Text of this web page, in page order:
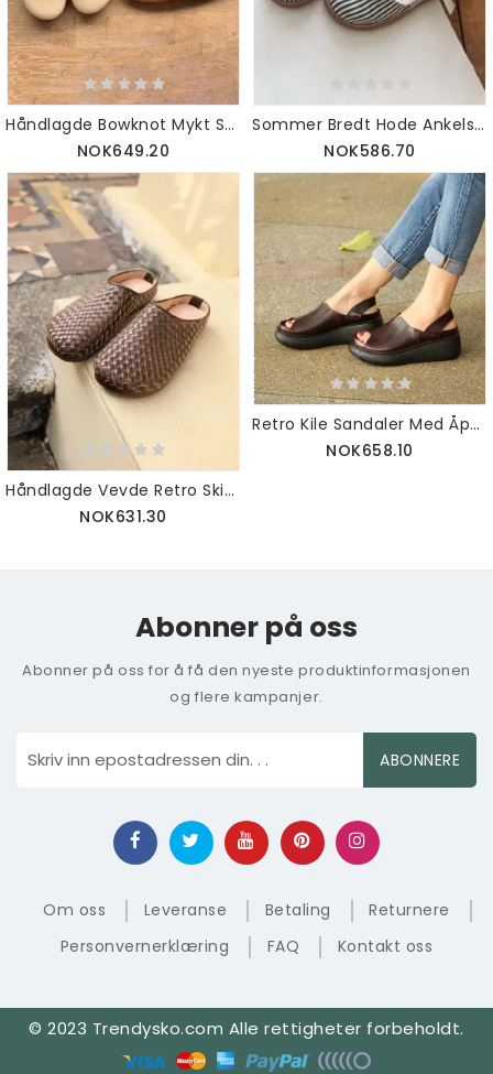
Håndlagde Bowknot Mykt Skinn For Kvinner
NOK649.20
Sommer Bredt Hode Ankelstropp Plattformsandaler
NOK586.70
Håndlagde Vevde Retro Skinntøfler
NOK631.30
Retro Kile Sandaler Med Åpen Tå For Kvinner
NOK658.10
Abonner på oss
Abonner på oss for å få den nyeste produktinformasjonen
og flere kampanjer.
ABONNERE
Om oss Leveranse Betaling
Returnere
Personvernerklæring
FAQ Kontakt oss
© 2023 Trendysko.com Alle rettigheter forbeholdt.